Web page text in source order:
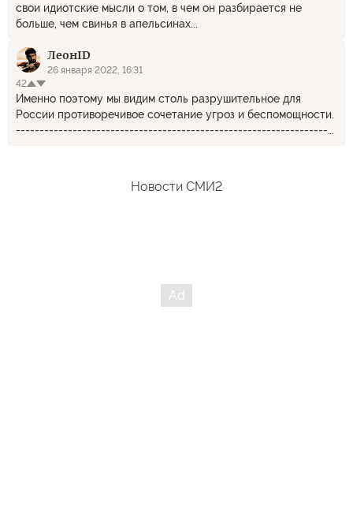
свои идиотские мысли о том, в чем он разбирается не
больше, чем свинья в апельсинах...
ЛеонID
26 января 2022, 16:31
42
Именно поэтому мы видим столь разрушительное для
России противоречивое сочетание угроз и беспомощности.
------------------------------------------------------------------
Новости СМИ2